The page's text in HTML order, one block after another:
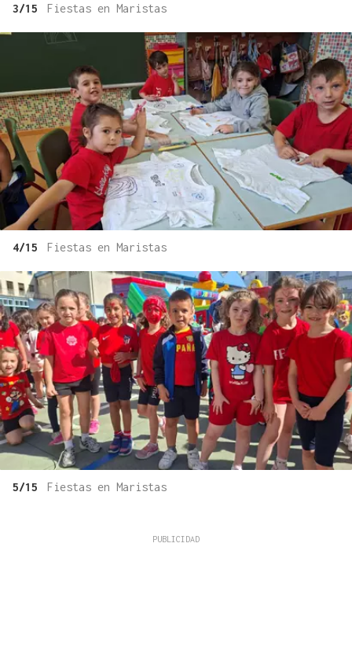
3/15 Fiestas en Maristas
4/15 Fiestas en Maristas
5/15 Fiestas en Maristas